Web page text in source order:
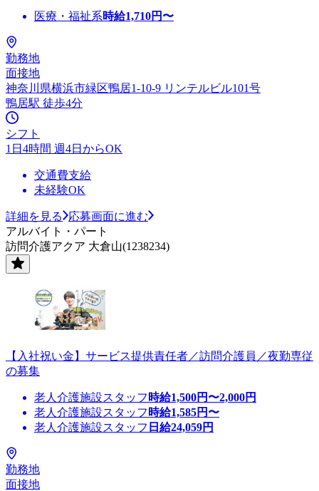
医療・福祉系時給1,710円〜
勤務地
面接地
神奈川県横浜市緑区鴨居1-10-9 リンテルビル101号
鴨居駅 徒歩4分
シフト
1日4時間 週4日からOK
交通費支給
未経験OK
詳細を見る
応募画面に進む
アルバイト・パート
訪問介護アクア 大倉山(1238234)
【入社祝い金】サービス提供責任者／訪問介護員／夜勤専従
の募集
老人介護施設スタッフ 時給1,500円〜2,000円
老人介護施設スタッフ 時給1,585円〜
老人介護施設スタッフ 日給24,059円
勤務地
面接地